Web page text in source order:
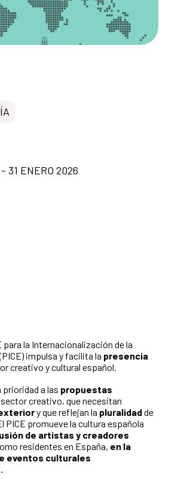
para la Internacionalización de la
impulsa y facilita la presencia
creativo y cultural español.
a las propuestas
creativo, que necesitan
y que reflejan la pluralidadde
PICE promueve la cultura española
de artistas y creadores
residentes en España, en la
eventos culturales
31 ENERO 2026